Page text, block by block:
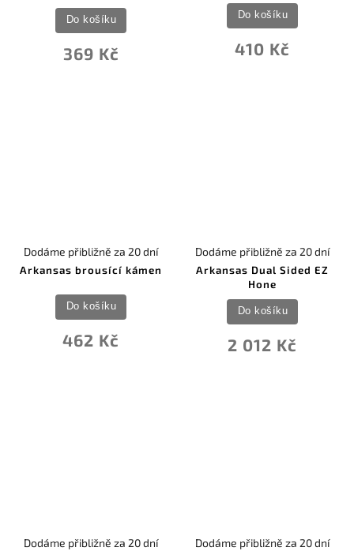
369 Kč
Do košíku
410 Kč
Do košíku
Arkansas brousící kámen
Dodáme přibližně za 20 dní
462 Kč
Do košíku
Arkansas Dual Sided EZ
Hone
Dodáme přibližně za 20 dní
2 012 Kč
Do košíku
Dodáme přibližně za 20 dní Dodáme přibližně za 20 dní